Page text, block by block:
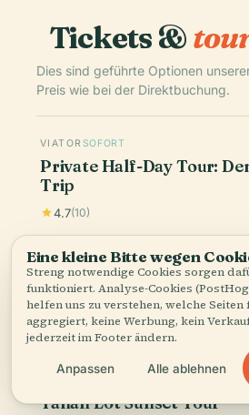
Tickets &
Dies sind geführte Optionen
Preis wie bei der Direktbuchung.
VIATOR SOFORT
Private Half-Day Tour:
Trip
4.7(10)
Buchen
Bali Full Day-Tour:
Tanah Lot Sunset Tour
Eine kleine Bitte wegen
Streng notwendige Cookies sorgen
funktioniert. Analyse-Cookies
helfen uns zu verstehen, welche
aggregiert, keine Werbung, kein
jederzeit im Footer ändern.
Anpassen Alle ablehnen